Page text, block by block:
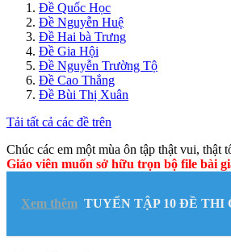
Đề Quốc Học
Đề Nguyễn Huệ
Đề Hai bà Trưng
Đề Gia Hội
Đề Nguyễn Trường Tộ
Đề Cao Thắng
Đề Bùi Thị Xuân
Tải tất cả các đề trên
Chúc các em một mùa ôn tập thật vui, thật
Giáo viên muốn sở hữu trọn bộ file bài
Xem thêm TUYỂN TẬP 10 ĐỀ THI